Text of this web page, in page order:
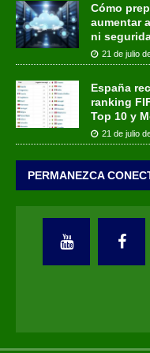
Cómo
aumentar
ni
21 de julio
España
ranking
Top 10 y
21 de julio
PERMANEZCA